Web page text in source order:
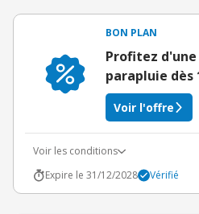
BON PLAN
Profitez
parapluie dès
Voir l'offre
Voir les conditions
Expire le 31/12/2028
Vérifié